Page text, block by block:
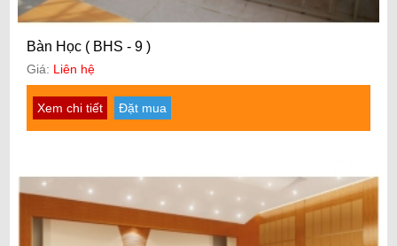
Bàn Học ( BHS - 9 )
Giá: Liên hệ
Xem chi tiết Đặt mua